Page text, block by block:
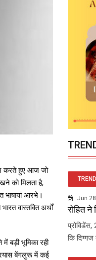
करते हुए आज जो
को मिलता है,
भाषायां आरभे।
वास्तवित अर्थों
में बड़ी भूमिका रही
बेंगलुरू में कई
Jun
रोहित ने
प्रोविडेंस,
कि दिग्गज